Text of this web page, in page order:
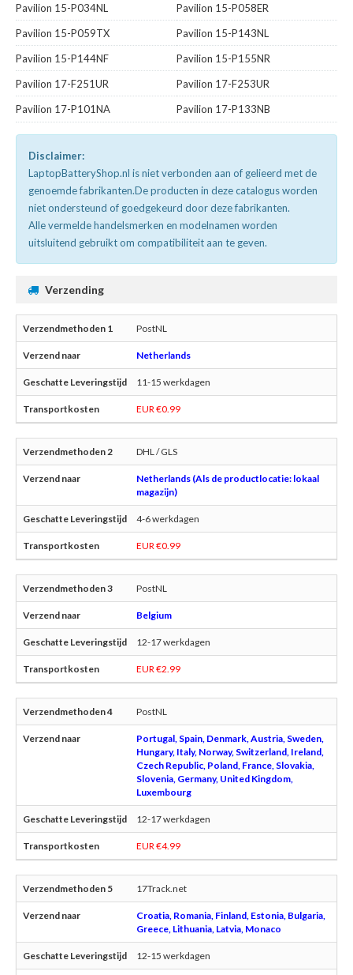
Pavilion 15-P034NL
Pavilion 15-P058ER
Pavilion 15-P059TX
Pavilion 15-P143NL
Pavilion 15-P144NF
Pavilion 15-P155NR
Pavilion 17-F251UR
Pavilion 17-F253UR
Pavilion 17-P101NA
Pavilion 17-P133NB
Disclaimer:
LaptopBatteryShop.nl is niet verbonden aan of gelieerd met de
genoemde fabrikanten.De producten in deze catalogus worden
niet ondersteund of goedgekeurd door deze fabrikanten.
Alle vermelde handelsmerken en modelnamen worden
uitsluitend gebruikt om compatibiliteit aan te geven.
Verzending
PostNL
Netherlands
11-15 werkdagen
EUR €0.99
DHL / GLS
Netherlands (Als de productlocatie: lokaal
magazijn)
4-6 werkdagen
EUR €0.99
PostNL
Belgium
12-17 werkdagen
EUR €2.99
PostNL
Portugal, Spain, Denmark, Austria, Sweden,
Hungary, Italy, Norway, Switzerland, Ireland,
Czech Republic, Poland, France, Slovakia,
Slovenia, Germany, United Kingdom,
Luxembourg
12-17 werkdagen
EUR €4.99
17Track.net
Croatia, Romania, Finland, Estonia, Bulgaria,
Greece, Lithuania, Latvia, Monaco
12-15 werkdagen